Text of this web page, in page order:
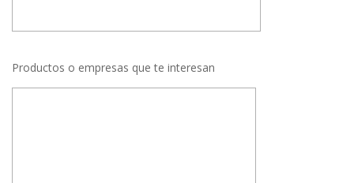
Productos o empresas que te interesan